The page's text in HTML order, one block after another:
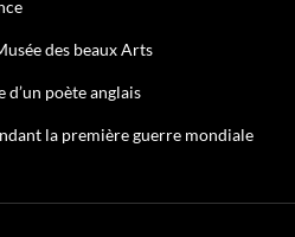
des beaux Arts
d’un poète anglais
la première guerre mondiale